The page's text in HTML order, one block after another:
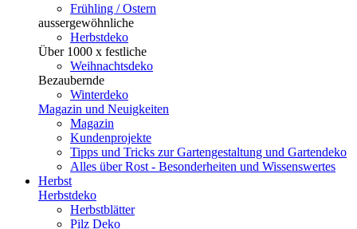
Frühling / Ostern
aussergewöhnliche
Herbstdeko
Über 1000 x festliche
Weihnachtsdeko
Bezaubernde
Winterdeko
Magazin und Neuigkeiten
Magazin
Kundenprojekte
Tipps und Tricks zur Gartengestaltung und Gartendeko
Alles über Rost - Besonderheiten und Wissenswertes
Herbst
Herbstdeko
Herbstblätter
Pilz Deko